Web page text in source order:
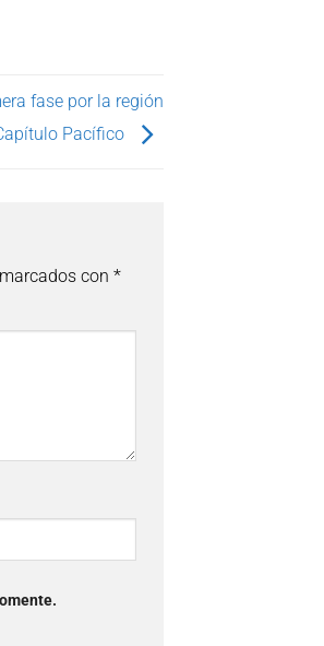
fase por la región
Pacífico
con *